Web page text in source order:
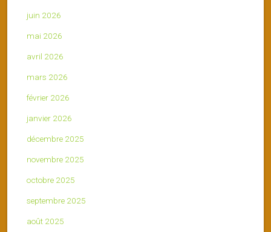
juin 2026
mai 2026
avril 2026
mars 2026
février 2026
janvier 2026
décembre 2025
novembre 2025
octobre 2025
septembre 2025
août 2025